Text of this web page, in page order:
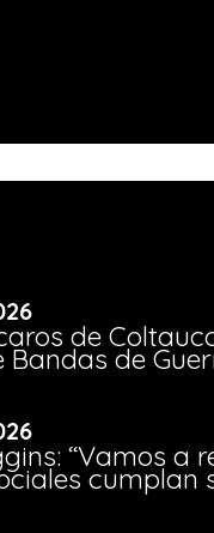
de
Bandas de
“Vamos a
cumplan